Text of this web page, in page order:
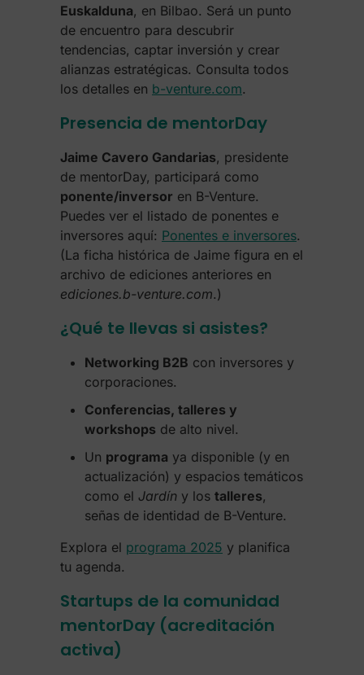
Euskalduna, en Bilbao. Será un punto
de encuentro para descubrir
tendencias, captar inversión y crear
alianzas estratégicas. Consulta todos
los detalles en b-venture.com.
Presencia de mentorDay
Jaime Cavero Gandarias, presidente
de mentorDay, participará como
ponente/inversor en B-Venture.
Puedes ver el listado de ponentes e
inversores aquí: Ponentes e inversores.
(La ficha histórica de Jaime figura en el
archivo de ediciones anteriores en
ediciones.b-venture.com.)
¿Qué te llevas si asistes?
Networking B2B con inversores y
corporaciones.
Conferencias, talleres y
workshops de alto nivel.
Un programa ya disponible (y en
actualización) y espacios temáticos
como el Jardíny los talleres,
señas de identidad de B-Venture.
Explora el programa 2025 y planifica
tu agenda.
Startups de la comunidad
mentorDay (acreditación
activa)